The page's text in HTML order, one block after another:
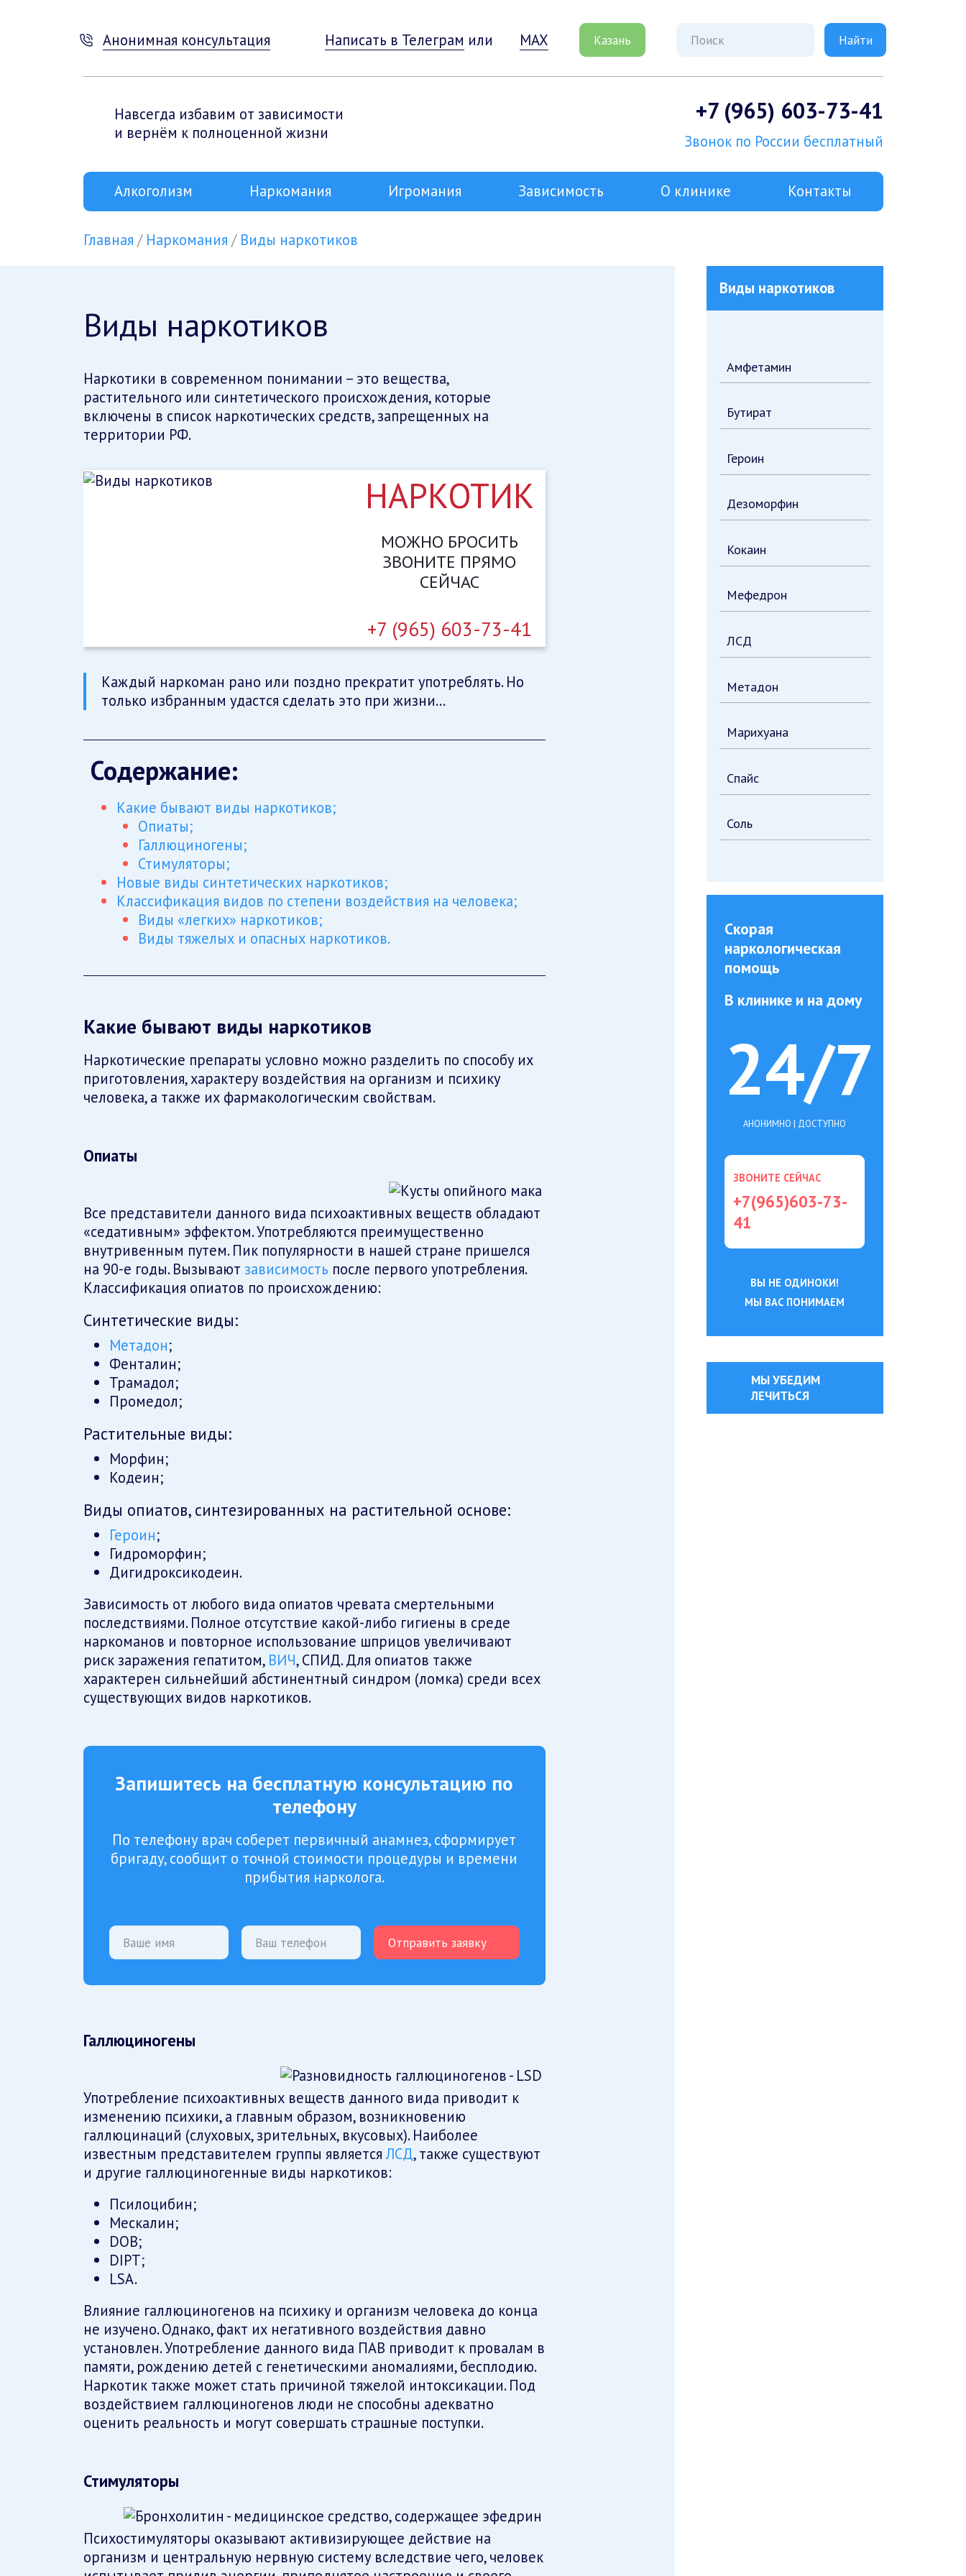
Анонимная консультация Написать в Телеграм или MAX Казань
Навсегда избавим от зависимости
и вернём к полноценной жизни
+7 (965) 603-73-41
Звонок по России бесплатный
Алкоголизм Наркомания Игромания Зависимость О клинике Контакты
Главная Наркомания Виды наркотиков
Виды наркотиков
Наркотики в современном понимании – это вещества,
растительного или синтетического происхождения, которые
включены в список наркотических средств, запрещенных на
территории РФ.
НАРКОТИК
МОЖНО БРОСИТЬ
ЗВОНИТЕ ПРЯМО
СЕЙЧАС
+7 (965) 603-73-41
Каждый наркоман рано или поздно прекратит употреблять. Но
только избранным удастся сделать это при жизни…
Содержание:
Какие бывают виды наркотиков;
Опиаты;
Галлюциногены;
Стимуляторы;
Новые виды синтетических наркотиков;
Классификация видов по степени воздействия на человека;
Виды «легких» наркотиков;
Виды тяжелых и опасных наркотиков.
Какие бывают виды наркотиков
Наркотические препараты условно можно разделить по способу их
приготовления, характеру воздействия на организм и психику
человека, а также их фармакологическим свойствам.
Опиаты
Все представители данного вида психоактивных веществ обладают
«седативным» эффектом. Употребляются преимущественно
внутривенным путем. Пик популярности в нашей стране пришелся
на 90-е годы. Вызывают зависимость после первого употребления.
Классификация опиатов по происхождению:
Синтетические виды:
Метадон;
Фенталин;
Трамадол;
Промедол;
Растительные виды:
Морфин;
Кодеин;
Виды опиатов, синтезированных на растительной основе:
Героин;
Гидроморфин;
Дигидроксикодеин.
Зависимость от любого вида опиатов чревата смертельными
последствиями. Полное отсутствие какой-либо гигиены в среде
наркоманов и повторное использование шприцов увеличивают
риск заражения гепатитом, ВИЧ, СПИД. Для опиатов также
характерен сильнейший абстинентный синдром (ломка) среди всех
существующих видов наркотиков.
Запишитесь на бесплатную консультацию по
телефону
По телефону врач соберет первичный анамнез, сформирует
бригаду, сообщит о точной стоимости процедуры и времени
прибытия нарколога.
Отправить заявку
Галлюциногены
Употребление психоактивных веществ данного вида приводит к
изменению психики, а главным образом, возникновению
галлюцинаций (слуховых, зрительных, вкусовых). Наиболее
известным представителем группы являетсяЛСД, также существуют
и другие галлюциногенные виды наркотиков:
Псилоцибин;
Мескалин;
DOB;
DIPT;
LSA.
Влияние галлюциногенов на психику и организм человека до конца
не изучено. Однако, факт их негативного воздействия давно
установлен. Употребление данного вида ПАВ приводит к провалам в
памяти, рождению детей с генетическими аномалиями, бесплодию.
Наркотик также может стать причиной тяжелой интоксикации. Под
воздействием галлюциногенов люди не способны адекватно
оценить реальность и могут совершать страшные поступки.
Стимуляторы
Психостимуляторы оказывают активизирующее действие на
организм и центральную нервную систему вследствие чего, человек
Виды наркотиков
Амфетамин
Бутират
Героин
Дезоморфин
Кокаин
Мефедрон
ЛСД
Метадон
Марихуана
Спайс
Соль
Скорая
наркологическая
помощь
В клинике и на дому
24/7
АНОНИМНО | ДОСТУПНО
ЗВОНИТЕ СЕЙЧАС
+7(965)603-73-
41
ВЫ НЕ ОДИНОКИ!
МЫ ВАС ПОНИМАЕМ
МЫ УБЕДИМ
ЛЕЧИТЬСЯ